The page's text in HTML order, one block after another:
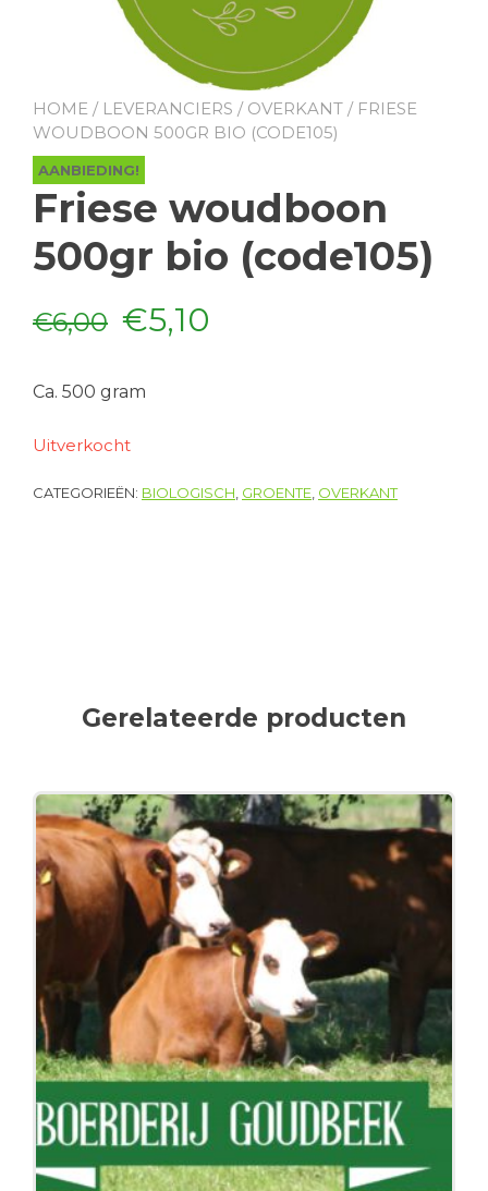
HOME / LEVERANCIERS / OVERKANT / FRIESE
WOUDBOON 500GR BIO (CODE105)
AANBIEDING!
Friese woudboon
500gr bio (code105)
€6,00 Oorspronkelijke
€5,10
Ca. 500 gram
Uitverkocht
CATEGORIEËN: BIOLOGISCH GROENTE OVERKANT
Gerelateerde producten